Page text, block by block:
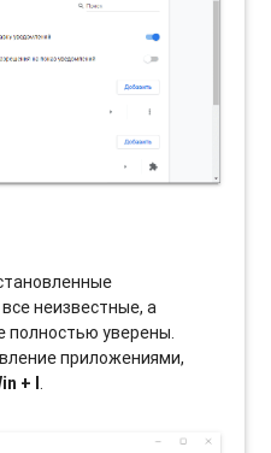
неизвестные, а
полностью уверены.
приложениями,
+ I.